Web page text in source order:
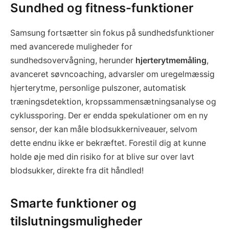
Sundhed og fitness-funktioner
Samsung fortsætter sin fokus på sundhedsfunktioner
med avancerede muligheder for
sundhedsovervågning, herunder hjerterytmemåling,
avanceret søvncoaching, advarsler om uregelmæssig
hjerterytme, personlige pulszoner, automatisk
træningsdetektion, kropssammensætningsanalyse og
cyklussporing. Der er endda spekulationer om en ny
sensor, der kan måle blodsukkerniveauer, selvom
dette endnu ikke er bekræftet. Forestil dig at kunne
holde øje med din risiko for at blive sur over lavt
blodsukker, direkte fra dit håndled!
Smarte funktioner og
tilslutningsmuligheder